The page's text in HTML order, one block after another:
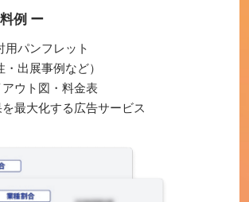
例 ー
パンフレット
出展事例など）
ウト図・料金表
最大化する広告サービス